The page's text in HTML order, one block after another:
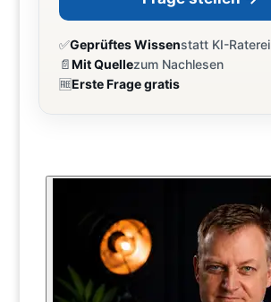
✅Geprüftes Wissenstatt KI-Raterei
📄Mit Quellezum Nachlesen
🆓Erste Frage gratis